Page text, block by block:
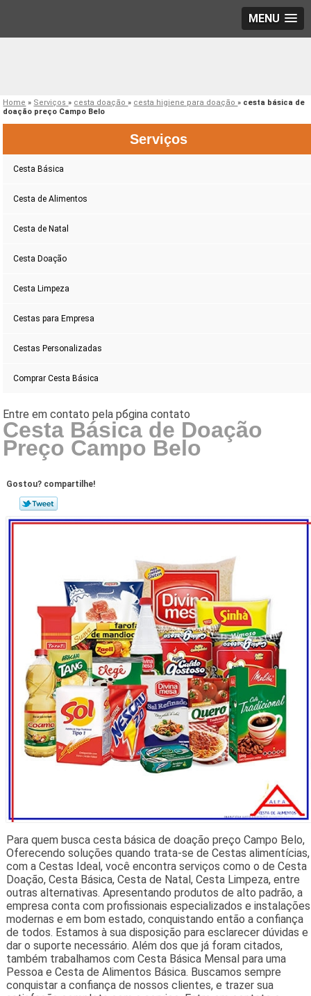
MENU
Home » Serviços» cesta doação» cesta higiene para doação» cesta básica de
doação preço Campo Belo
Serviços
Cesta Básica
Cesta de Alimentos
Cesta de Natal
Cesta Doação
Cesta Limpeza
Cestas para Empresa
Cestas Personalizadas
Comprar Cesta Básica
Cesta Básica de Doação
Preço Campo Belo
Gostou? compartilhe!
Para quem busca cesta básica de doação preço Campo Belo,
Oferecendo soluções quando trata-se de Cestas alimentícias,
com a Cestas Ideal, você encontra serviços como o de Cesta
Doação, Cesta Básica, Cesta de Natal, Cesta Limpeza, entre
outras alternativas. Apresentando produtos de alto padrão, a
empresa conta com profissionais especializados e instalações
modernas e em bom estado, conquistando então a confiança
de todos. Estamos à sua disposição para esclarecer dúvidas e
dar o suporte necessário. Além dos que já foram citados,
também trabalhamos com Cesta Básica Mensal para uma
Pessoa e Cesta de Alimentos Básica. Buscamos sempre
conquistar a confiança de nossos clientes, e trazer sua